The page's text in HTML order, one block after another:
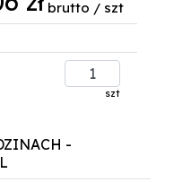
brutto / szt
szt
-